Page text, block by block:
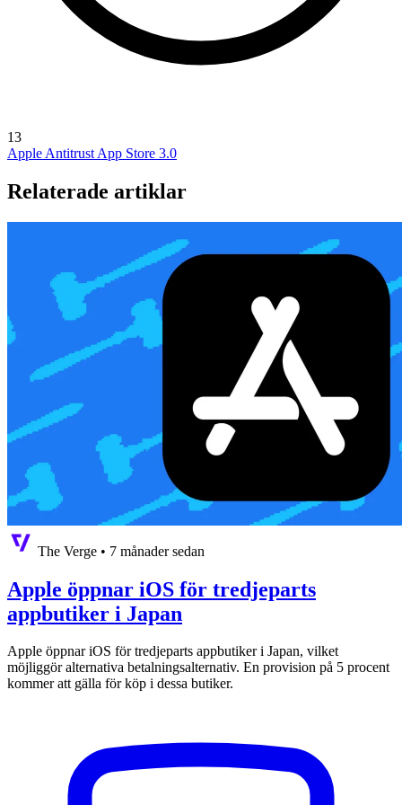
13
Apple Antitrust App Store 3.0
Relaterade artiklar
The Verge • 7 månader sedan
Apple öppnar iOS för tredjeparts
appbutiker i Japan
Apple öppnar iOS för tredjeparts appbutiker i Japan, vilket
möjliggör alternativa betalningsalternativ. En provision på 5 procent
kommer att gälla för köp i dessa butiker.